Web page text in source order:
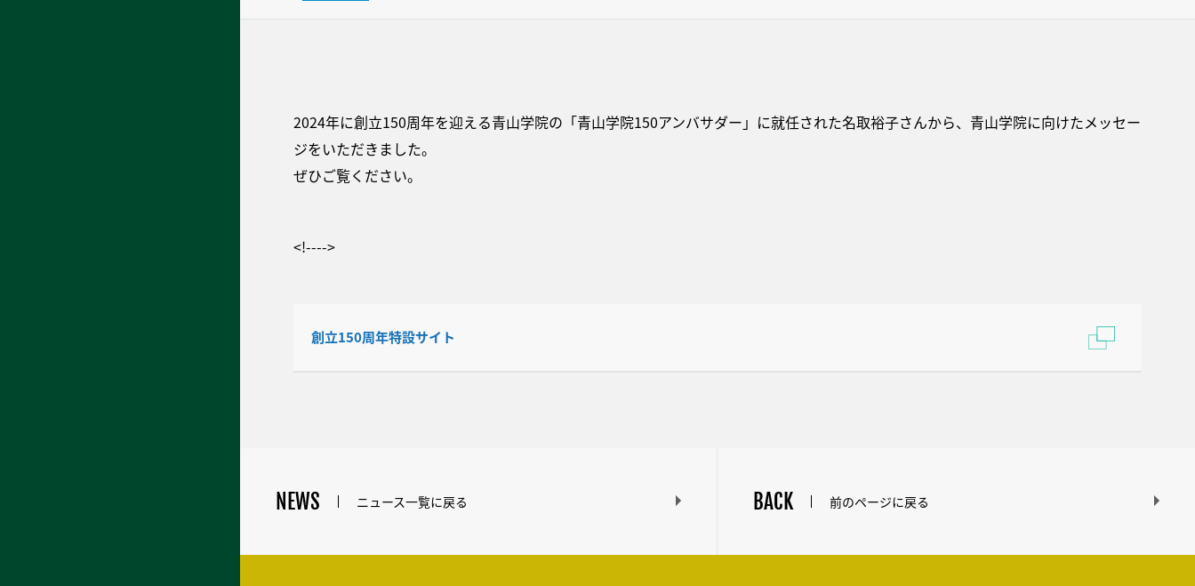
2024年に創立150周年を迎える青山学院の「青山学院150アンバサダー」に就任された名取裕子さんから、青山学院に向けたメッセー
ジをいただきました。
ぜひご覧ください。
<!---->
創立150周年特設サイト
NEWS ニュース一覧に戻る BACK 前のページに戻る